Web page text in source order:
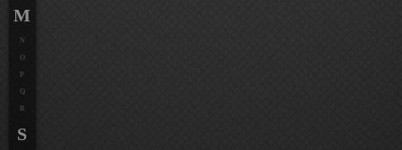
M
N
O
P
Q
R
S